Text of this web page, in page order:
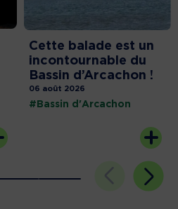
Cette balade est un
incontournable du
Bassin d’Arcachon !
06 août 2026
#Bassin d'Arcachon